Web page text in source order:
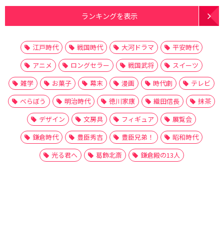
ランキングを表示
江戸時代 戦国時代 大河ドラマ
平安時代
アニメ
ロングセラー 戦国武将
スイーツ
雑学
お菓子 幕末 漫画 時代劇
テレビ
べらぼう
明治時代 徳川家康 織田信長
抹茶
デザイン
文房具 フィギュア
展覧会
鎌倉時代
豊臣秀吉 豊臣兄弟！
昭和時代
光る君へ
葛飾北斎 鎌倉殿の13人